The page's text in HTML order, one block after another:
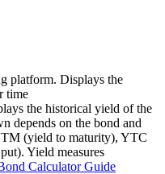
platform. Displays the
time
the historical yield of the
depends on the bond and
(yield to maturity), YTC
Yield measures
Calculator Guide